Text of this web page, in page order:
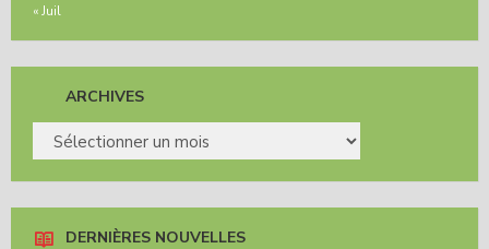
« Juil
ARCHIVES
DERNIÈRES NOUVELLES